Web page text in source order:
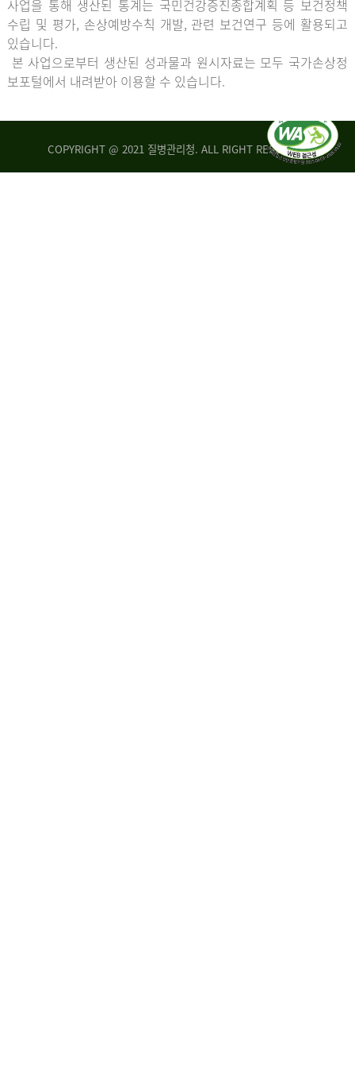
사업을 통해 생산된 통계는 국민건강증진종합계획 등 보건정책
수립 및 평가, 손상예방수칙 개발, 관련 보건연구 등에 활용되고
있습니다.
본 사업으로부터 생산된 성과물과 원시자료는 모두 국가손상정
보포털에서 내려받아 이용할 수 있습니다.
COPYRIGHT @ 2021 질병관리청. ALL RIGHT RESERVED